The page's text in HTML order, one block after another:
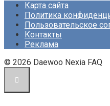
Карта сайта
Политика
Пользовательское
Контакты
Реклама
© 2026 Daewoo Nexia FAQ